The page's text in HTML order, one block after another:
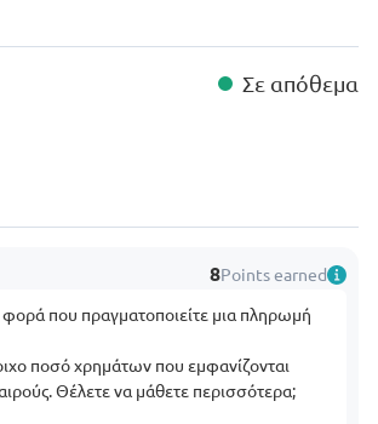
Σε απόθεμα
8Points earned
που πραγματοποιείτε μια πληρωμή
ποσό χρημάτων που εμφανίζονται
Θέλετε να μάθετε περισσότερα;